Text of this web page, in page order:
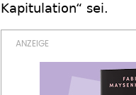
Kapitulation“ sei.